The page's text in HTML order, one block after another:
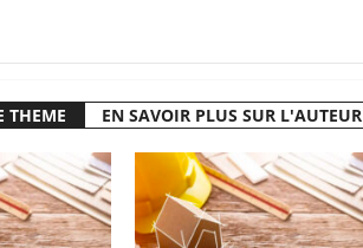
THEME EN SAVOIR PLUS SUR L'AUTEUR